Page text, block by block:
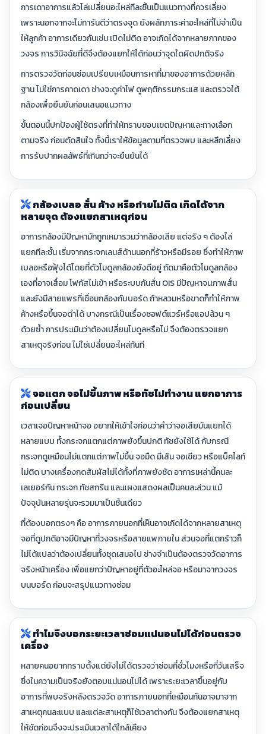
การเดาอาการแล้วไล่เปลี่ยนอะไหล่ทีละชิ้นเป็นแนวทางที่ควรเลี่ยง
เพราะนอกจากจะไม่การันตีว่าตรงจุด ยังผลักภาระค่าอะไหล่ที่ไม่จำเป็น
ให้ลูกค้า อาการเดียวกันเช่น เปิดไม่ติด อาจเกิดได้จากหลายภาคของ
วงจร การวินิจฉัยที่ดีจึงต้องแยกให้ได้ก่อนว่าจุดใดผิดปกติจริง
การตรวจวัดก่อนซ่อมเปรียบเหมือนการหาที่มาของอาการด้วยหลัก
ฐาน ไม่ใช่การคาดเดา ช่างจะดูค่าไฟ ดูพฤติกรรมกระแส และตรวจใต้
กล้องเพื่อยืนยันก่อนเสนอแนวทาง
ขั้นตอนนี้ปกป้องผู้ใช้ตรงที่ทำให้ทราบขอบเขตปัญหาและทางเลือก
ตามจริง ก่อนตัดสินใจ ทั้งนี้เราให้ข้อมูลตามที่ตรวจพบ และหลีกเลี่ยง
การรับปากผลลัพธ์ที่เกินกว่าจะยืนยันได้
กล้องเบลอ สั่น ค้าง หรือถ่ายไม่ติด เกิดได้จาก
หลายจุด ต้องแยกสาเหตุก่อน
อาการกล้องมีปัญหามักถูกเหมารวมว่ากล้องเสีย แต่จริง ๆ ต้องไล่
แยกทีละชั้น เริ่มจากกระจกเลนส์ด้านนอกที่ร้าวหรือมีรอย ซึ่งทำให้ภาพ
เบลอหรือฟุ้งได้โดยที่ตัวโมดูลกล้องยังดีอยู่ ถัดมาคือตัวโมดูลกล้อง
เองที่อาจเสื่อม โฟกัสไม่เข้า หรือระบบกันสั่น OIS มีปัญหาจนภาพสั่น
และยังมีสายแพรที่เชื่อมกล้องกับบอร์ด ถ้าหลวมหรือขาดก็ทำให้ภาพ
ค้างหรือขึ้นจอดำได้ บางกรณีเป็นเรื่องซอฟต์แวร์หรือแอปล้วน ๆ
ด้วยซ้ำ การประเมินว่าต้องเปลี่ยนโมดูลหรือไม่ จึงต้องตรวจแยก
สาเหตุจริงก่อน ไม่ใช่เปลี่ยนอะไหล่ทันที
จอแตก จอไม่ขึ้นภาพ หรือทัชไม่ทำงาน แยกอาการ
ก่อนเปลี่ยน
เวลาเจอปัญหาหน้าจอ อยากให้เข้าใจก่อนว่าคำว่าจอเสียมันแยกได้
หลายแบบ ทั้งกระจกแตกแต่ภาพยังขึ้นปกติ ทัชยังใช้ได้ กับกรณี
กระจกดูเหมือนไม่แตกแต่ภาพไม่ขึ้น จอมืด มีเส้น จอเขียว หรือแบ็คไลท์
ไม่ติด บางเครื่องกดสัมผัสไม่ได้ทั้งที่ภาพยังชัด อาการเหล่านี้คนละ
เลเยอร์กัน กระจก ทัชสกรีน และแผงแสดงผลเป็นคนละส่วน แม้
ปัจจุบันหลายรุ่นจะรวมมาเป็นชิ้นเดียว
ที่ต้องบอกตรงๆ คือ อาการภายนอกที่เห็นอาจเกิดได้จากหลายสาเหตุ
จอที่ดูปกติอาจมีปัญหาที่วงจรหรือสายแพภายใน ส่วนจอที่แตกร้าวก็
ไม่ได้แปลว่าต้องเปลี่ยนทั้งชุดเสมอไป ช่างจำเป็นต้องตรวจวัดอาการ
จริงหน้าเครื่อง เพื่อแยกว่าปัญหาอยู่ที่ตัวอะไหล่จอ หรือมาจากวงจร
บนบอร์ด ก่อนจะสรุปแนวทางซ่อม
ทำไมจึงบอกระยะเวลาซ่อมแน่นอนไม่ได้ก่อนตรวจ
เครื่อง
หลายคนอยากทราบตั้งแต่ยังไม่ได้ตรวจว่าซ่อมกี่ชั่วโมงหรือกี่วันเสร็จ
ซึ่งในความเป็นจริงยังตอบแน่นอนไม่ได้ เพราะระยะเวลาขึ้นอยู่กับ
อาการที่พบจริงหลังตรวจวัด อาการภายนอกที่เหมือนกันอาจมาจาก
สาเหตุคนละแบบ และแต่ละสาเหตุก็ใช้เวลาต่างกัน จึงต้องแยกสาเหตุ
ให้ชัดก่อนจึงจะประเมินเวลาได้ใกล้เคียง